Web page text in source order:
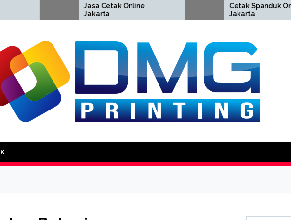
Jasa Cetak Online
Cetak Spanduk Online
Printing